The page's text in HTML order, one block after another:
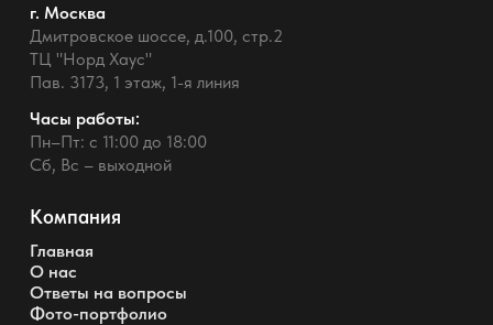
г. Москва
Дмитровское шоссе, д.100, стр.2
ТЦ "Норд Хаус"
Пав. 3173, 1 этаж, 1-я линия
Часы работы:
Пн–Пт: с 11:00 до 18:00
Сб, Вс – выходной
Компания
Главная
О нас
Ответы на вопросы
Фото-портфолио